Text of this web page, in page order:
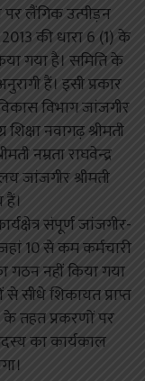
लैंगिक उत्पीड़न
की धारा 6 (1) के
गया है। समिति के
हैं। इसी प्रकार
विभाग जांजगीर
नवागढ़ श्रीमती
नम्रता राघवेन्द्र
जांजगीर श्रीमती
संपूर्ण जांजगीर-
10 से कम कर्मचारी
नहीं किया गया
से सीधे शिकायत प्राप्त
तहत प्रकरणों पर
का कार्यकाल